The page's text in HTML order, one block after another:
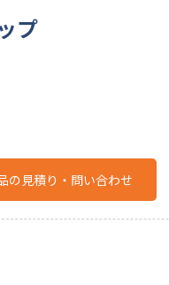
プ
の見積り・問い合わせ